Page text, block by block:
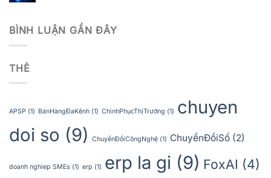
BÌNH LUẬN GẦN ĐÂY
THẺ
APSP (1) BánHàngĐaKênh (1) ChinhPhụcThịTrường (1) chuyen
doi so (9) ChuyểnĐổiCôngNghệ (1) ChuyểnĐổiSố (2)
doanh nghiep SMEs (1) erp (1) erp la gi (9) FoxAI (4)